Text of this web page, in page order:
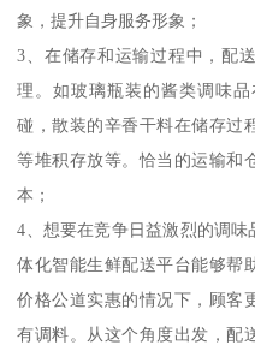
象，提升自身服务形象；
3、在储存和运输过程中，配
理。如玻璃瓶装的酱类调味
碰，散装的辛香干料在储存过
等堆积存放等。恰当的运输和
本；
4、想要在竞争日益激烈的调
体化智能生鲜配送平台能够帮
价格公道实惠的情况下，顾客
有调料。从这个角度出发，配